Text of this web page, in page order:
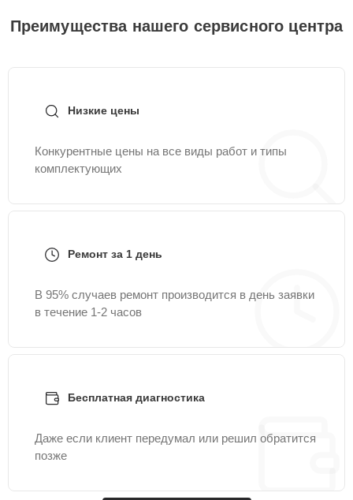
Преимущества нашего сервисного центра
Низкие цены
Конкурентные цены на все виды работ и типы
комплектующих
Ремонт за 1 день
В 95% случаев ремонт производится в день заявки
в течение 1-2 часов
Бесплатная диагностика
Даже если клиент передумал или решил обратится
позже